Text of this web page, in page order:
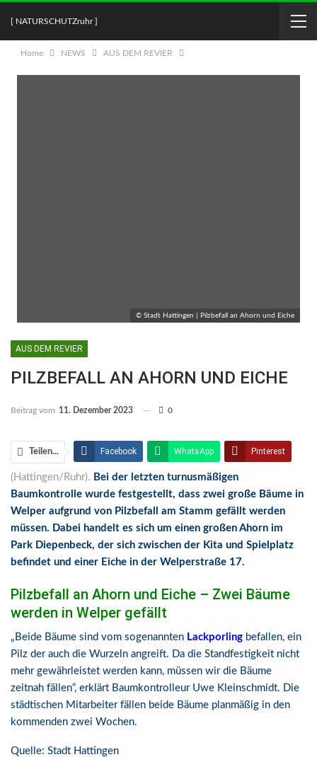
[ NATURSCHUTZruhr ]
Home NEWS AUS DEM REVIER
© Stadt Hattingen | Pilzbefall an Ahorn und Eiche
AUS DEM REVIER
PILZBEFALL AN AHORN UND EICHE
Beitrag vom 11. Dezember 2023 0
Teilen... Facebook WhatsApp Pinterest
Email Linkedin Telegram
Facebook Messenger
(Hattingen/Ruhr). Bei der letzten turnusmäßigen
Baumkontrolle wurde festgestellt, dass zwei große Bäume in
Welper aufgrund von Pilzbefall am Stamm gefällt werden
müssen. Dabei handelt es sich um einen großen Ahorn im
Park Diepenbeck, der sich zwischen der Kita und Spielplatz
befindet und einer Eiche in der Welperstraße 17.
Pilzbefall an Ahorn und Eiche – Zwei Bäume
werden in Welper gefällt
„Beide Bäume sind vom sogenannten Lackporling befallen, ein
Pilz der auch die Wurzeln angreift. Da die Standfestigkeit nicht
mehr gewährleistet werden kann, müssen wir die Bäume
zeitnah fällen“, erklärt Baumkontrolleur Uwe Kleinschmidt. Die
städtischen Mitarbeiter fällen beide Bäume planmäßig in den
kommenden zwei Wochen.
Quelle: Stadt Hattingen